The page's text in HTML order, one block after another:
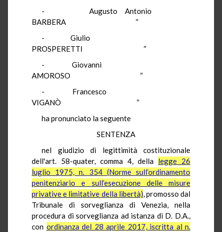
- Augusto Antonio
BARBERA ”
- Giulio
PROSPERETTI ”
- Giovanni
AMOROSO ”
- Francesco
VIGANÒ ”
ha pronunciato la seguente
SENTENZA
nel giudizio di legittimità costituzionale
dell'art. 58-quater, comma 4, della legge 26
luglio 1975, n. 354 (Norme sull’ordinamento
penitenziario e sull’esecuzione delle misure
privative e limitative della libertà), promosso dal
Tribunale di sorveglianza di Venezia, nella
procedura di sorveglianza ad istanza di D. D.A.,
con ordinanza del 28 aprile 2017, iscritta al n.